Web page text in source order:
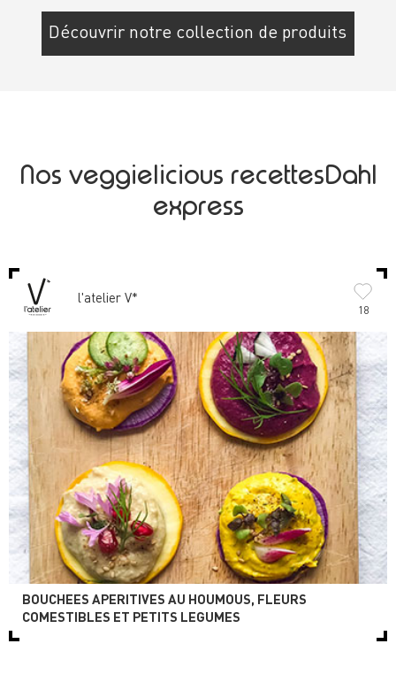
Découvrir notre collection de produits
Nos veggielicious recettesDahl
express
l'atelier V*
18
BOUCHEES APERITIVES AU HOUMOUS, FLEURS
COMESTIBLES ET PETITS LEGUMES